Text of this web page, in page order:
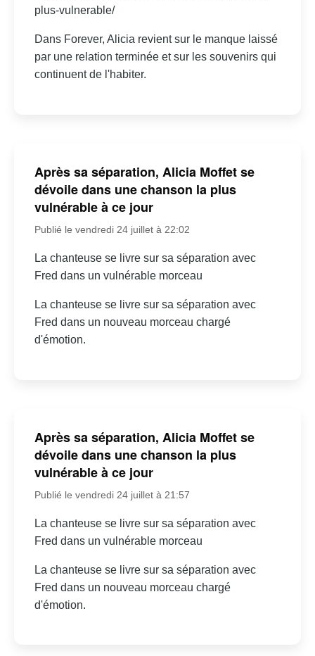
plus-vulnerable/
Dans Forever, Alicia revient sur le manque laissé
par une relation terminée et sur les souvenirs qui
continuent de l'habiter.
Après sa séparation, Alicia Moffet se
dévoile dans une chanson la plus
vulnérable à ce jour
Publié le vendredi 24 juillet à 22:02
La chanteuse se livre sur sa séparation avec
Fred dans un vulnérable morceau
La chanteuse se livre sur sa séparation avec
Fred dans un nouveau morceau chargé
d'émotion.
Après sa séparation, Alicia Moffet se
dévoile dans une chanson la plus
vulnérable à ce jour
Publié le vendredi 24 juillet à 21:57
La chanteuse se livre sur sa séparation avec
Fred dans un vulnérable morceau
La chanteuse se livre sur sa séparation avec
Fred dans un nouveau morceau chargé
d'émotion.